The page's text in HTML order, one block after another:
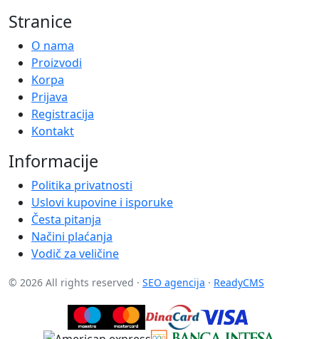
Stranice
O nama
Proizvodi
Korpa
Prijava
Registracija
Kontakt
Informacije
Politika privatnosti
Uslovi kupovine i isporuke
Česta pitanja
Načini plaćanja
Vodič za veličine
© 2026 All rights reserved · SEO agencija · ReadyCMS